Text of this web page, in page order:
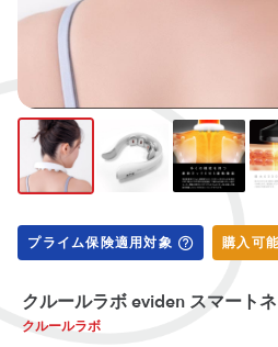
プライム保険適用対象 購入可
クルールラボ eviden スマート
クルールラボ